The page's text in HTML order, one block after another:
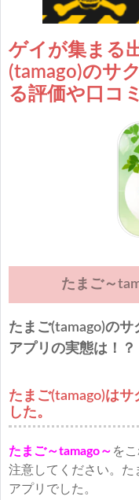
ゲイが集まる
(tamago)のサ
る評価や口コ
たまご～
たまご(tamago)の
アプリの実態は！？
たまご(tamago)は
した。
たまご～tamago～ を
注意してください。た
アプリでした。